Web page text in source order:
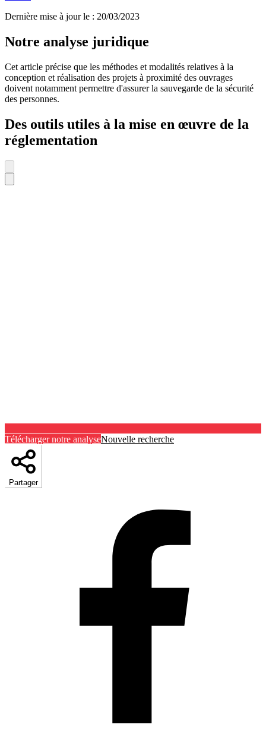
Dernière mise à jour le : 20/03/2023
Notre analyse juridique
Cet article précise que les méthodes et modalités relatives à la
conception et réalisation des projets à proximité des ouvrages
doivent notamment permettre d'assurer la sauvegarde de la sécurité
des personnes.
Des outils utiles à la mise en œuvre de la
réglementation
Télécharger notre analyseNouvelle recherche
Partager